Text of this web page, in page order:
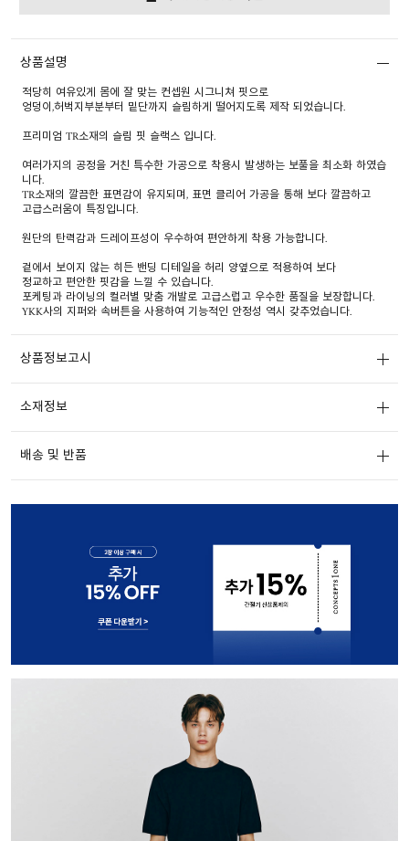
상품설명
적당히 여유있게 몸에 잘 맞는 컨셉원 시그니쳐 핏으로
엉덩이,허벅지부분부터 밑단까지 슬림하게 떨어지도록 제작 되었습니다.
프리미엄 TR소재의 슬림 핏 슬랙스 입니다.
여러가지의 공정을 거친 특수한 가공으로 착용시 발생하는 보풀을 최소화 하였습
니다.
TR소재의 깔끔한 표면감이 유지되며, 표면 클리어 가공을 통해 보다 깔끔하고
고급스러움이 특징입니다.
원단의 탄력감과 드레이프성이 우수하여 편안하게 착용 가능합니다.
겉에서 보이지 않는 히든 밴딩 디테일을 허리 양옆으로 적용하여 보다
정교하고 편안한 핏감을 느낄 수 있습니다.
포케팅과 라이닝의 컬러별 맞춤 개발로 고급스럽고 우수한 품질을 보장합니다.
YKK사의 지퍼와 속버튼을 사용하여 기능적인 안정성 역시 갖추었습니다.
상품정보고시
소재정보
배송 및 반품